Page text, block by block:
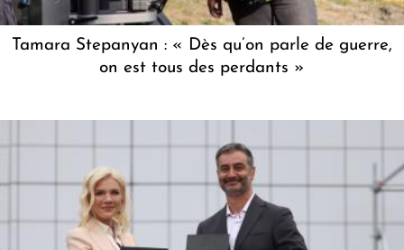
Tamara Stepanyan : « Dès qu’on parle de guerre,
on est tous des perdants »